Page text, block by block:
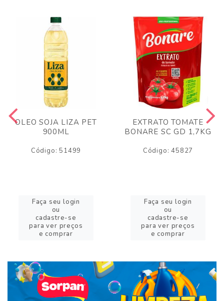
OLEO SOJA LIZA PET
900ML
Código: 51499
Faça seu login
ou
cadastre-se
para ver preços
e comprar
EXTRATO TOMATE
BONARE SC GD 1,7KG
Código: 45827
Faça seu login
ou
cadastre-se
para ver preços
e comprar